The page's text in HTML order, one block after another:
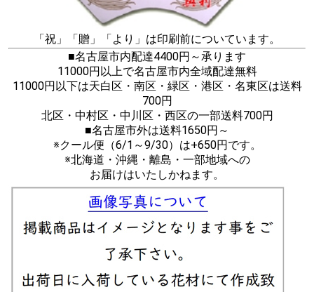
「祝」「贈」「より」は印刷前についています。
■名古屋市内配達4400円～承ります
11000円以上で名古屋市内全域配達無料
11000円以下は天白区・南区・緑区・港区・名東区は送料
700円
北区・中村区・中川区・西区の一部送料700円
■名古屋市外は送料1650円～
※クール便（6/1～9/30）は+650円です。
※北海道・沖縄・離島・一部地域への
お届けはいたしかねます。